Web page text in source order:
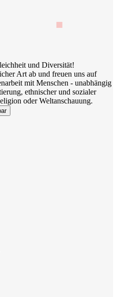
und Diversität!
Art ab und freuen uns auf
mit Menschen - unabhängig
ethnischer und sozialer
oder Weltanschauung.